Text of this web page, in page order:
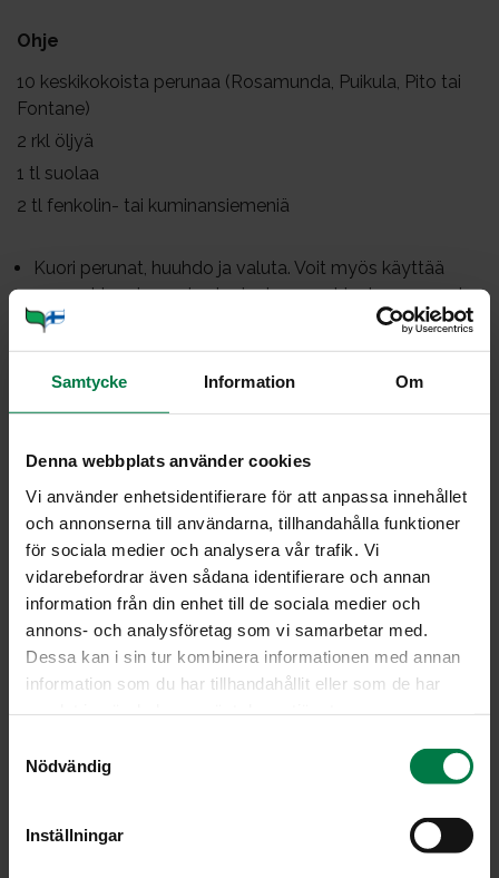
Samtycke Information Om
Denna webbplats använder cookies
Vi använder enhetsidentifierare för att anpassa innehållet
och annonserna till användarna, tillhandahålla funktioner
för sociala medier och analysera vår trafik. Vi
vidarebefordrar även sådana identifierare och annan
information från din enhet till de sociala medier och
annons- och analysföretag som vi samarbetar med.
Dessa kan i sin tur kombinera informationen med annan
information som du har tillhandahållit eller som de har
Nödvändig
Inställningar
Ohje
10 keskikokoista perunaa (Rosamunda, Puikula, Pito tai
Fontane)
2 rkl öljyä
1 tl suolaa
2 tl fenkolin- tai kuminansiemeniä
Kuori perunat, huuhdo ja valuta. Voit myös käyttää
perunat kuorineen, jos harjaat perunat juoksevan veden
alla huolellisesti.
Peitä uunipannu leivinpaperilla.
Leikkaa perunat pitkittäin ensin kahteen osaan ja
puolikkaat vielä 3 – 4 lohkoon suoraan keoksi
päälle öljyä, ripottele suolaa sekä huhmaress rouhittua
fenkolia tai kuminaa.
Sekoita kahdella haarukalla tai puhtain käsin nostellen
niin, että mausteet levittyvät tasaisesti.
Levitä perunat tasaiseksi kerrokseksi.
noin 15 minuuttia ja sitten yläritilätasolla noin 15
minuuttia. Tarkkaile perunoiden kypsymistä ja kokeile
Ohje: Kotimaiset Kasvikset ry.